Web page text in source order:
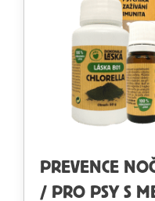
PREVENCE
/ PRO PSY S